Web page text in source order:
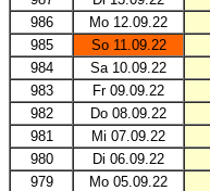
986
Mo 12.09.22
985
So 11.09.22
984
Sa 10.09.22
983
Fr 09.09.22
982
Do 08.09.22
981
Mi 07.09.22
980
Di 06.09.22
979
Mo 05.09.22